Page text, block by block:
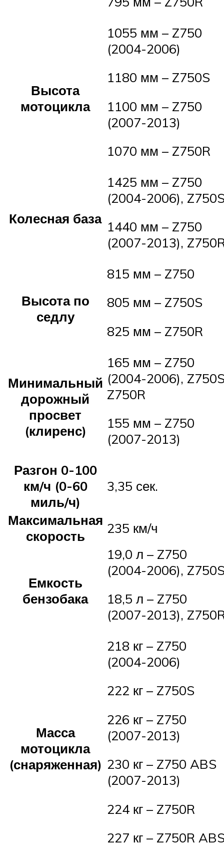
Высота
мотоцикла
1055 мм – Z750
(2004-2006)
1180 мм – Z750S
1100 мм – Z750
(2007-2013)
1070 мм – Z750R
Колесная база
1425 мм – Z750
(2004-2006),
1440 мм – Z750
(2007-2013),
Высота по
седлу
815 мм – Z750
805 мм – Z750S
825 мм – Z750R
Минимальный
дорожный
просвет
(клиренс)
165 мм – Z750
(2004-2006),
Z750R
155 мм – Z750
(2007-2013)
Разгон 0-100
км/ч (0-60
миль/ч)
3,35 сек.
Максимальная
скорость
235 км/ч
Емкость
бензобака
19,0 л – Z750
(2004-2006),
18,5 л – Z750
(2007-2013),
Масса
мотоцикла
(снаряженная)
218 кг – Z750
(2004-2006)
222 кг – Z750S
226 кг – Z750
(2007-2013)
230 кг – Z750 ABS
(2007-2013)
224 кг – Z750R
227 кг – Z750R